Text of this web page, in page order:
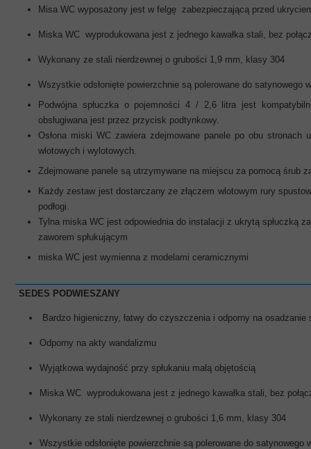
Bardzo higieniczny, łatwy do czyszczenia i odporny na
Odporny na akty wandalizmu
Wyjątkowa wydajność przy spłukaniu małą objętością
Miska WC wyprodukowana jest z jednego kawałka stali, bez
Wykonany ze stali nierdzewnej o grubości 1,6 mm, klasy 304
Wszystkie odsłonięte powierzchnie są polerowane do
Misa WC wyposażony jest w felgę zabezpieczającą przed
Miska WC wyprodukowana jest z jednego kawałka stali, bez
Wykonany ze stali nierdzewnej o grubości 1,9 mm, klasy 304
Wszystkie odsłonięte powierzchnie są polerowane do
Podwójna spłuczka o pojemności 4 / 2,6 litra jest
obsługiwana jest przez przycisk podtynkowy.
Osłona miski WC zawiera zdejmowane panele po obu stronach
wlotowych i wylotowych.
Zdejmowane panele są utrzymywane na miejscu za pomocą śrub
Każdy zestaw jest dostarczany ze złączem wlotowym rury
podłogi.
Tylna miska WC jest odpowiednia do instalacji z ukrytą spłuczką
zaworem spłukującym
miska WC jest wymienna z modelami ceramicznymi
SEDES PODWIESZANY